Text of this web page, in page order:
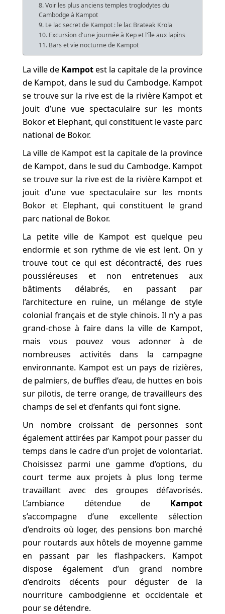
8. Voir les plus anciens temples troglodytes du
Cambodge à Kampot
9. Le lac secret de Kampot : le lac Brateak Krola
10. Excursion d'une journée à Kep et l'île aux lapins
11. Bars et vie nocturne de Kampot
La ville de Kampotest la capitale de la province
de Kampot, dans le sud du Cambodge. Kampot
se trouve sur la rive est de la rivière Kampot et
jouit d’une vue spectaculaire sur les monts
Bokor et Elephant, qui constituent le vaste parc
national de Bokor.
La ville de Kampot est la capitale de la province
de Kampot, dans le sud du Cambodge. Kampot
se trouve sur la rive est de la rivière Kampot et
jouit d’une vue spectaculaire sur les monts
Bokor et Elephant, qui constituent le grand
parc national de Bokor.
La petite ville de Kampot est quelque peu
endormie et son rythme de vie est lent. On y
trouve tout ce qui est décontracté, des rues
poussiéreuses et non entretenues aux
bâtiments délabrés, en passant par
l’architecture en ruine, un mélange de style
colonial français et de style chinois. Il n’y a pas
grand-chose à faire dans la ville de Kampot,
mais vous pouvez vous adonner à de
nombreuses activités dans la campagne
environnante. Kampot est un pays de rizières,
de palmiers, de buffles d’eau, de huttes en bois
sur pilotis, de terre orange, de travailleurs des
champs de sel et d’enfants qui font signe.
Un nombre croissant de personnes sont
également attirées par Kampot pour passer du
temps dans le cadre d’un projet de volontariat.
Choisissez parmi une gamme d’options, du
court terme aux projets à plus long terme
travaillant avec des groupes défavorisés.
L’ambiance détendue de Kampot
s’accompagne d’une excellente sélection
d’endroits où loger, des pensions bon marché
pour routards aux hôtels de moyenne gamme
en passant par les flashpackers. Kampot
dispose également d’un grand nombre
d’endroits décents pour déguster de la
nourriture cambodgienne et occidentale et
pour se détendre.